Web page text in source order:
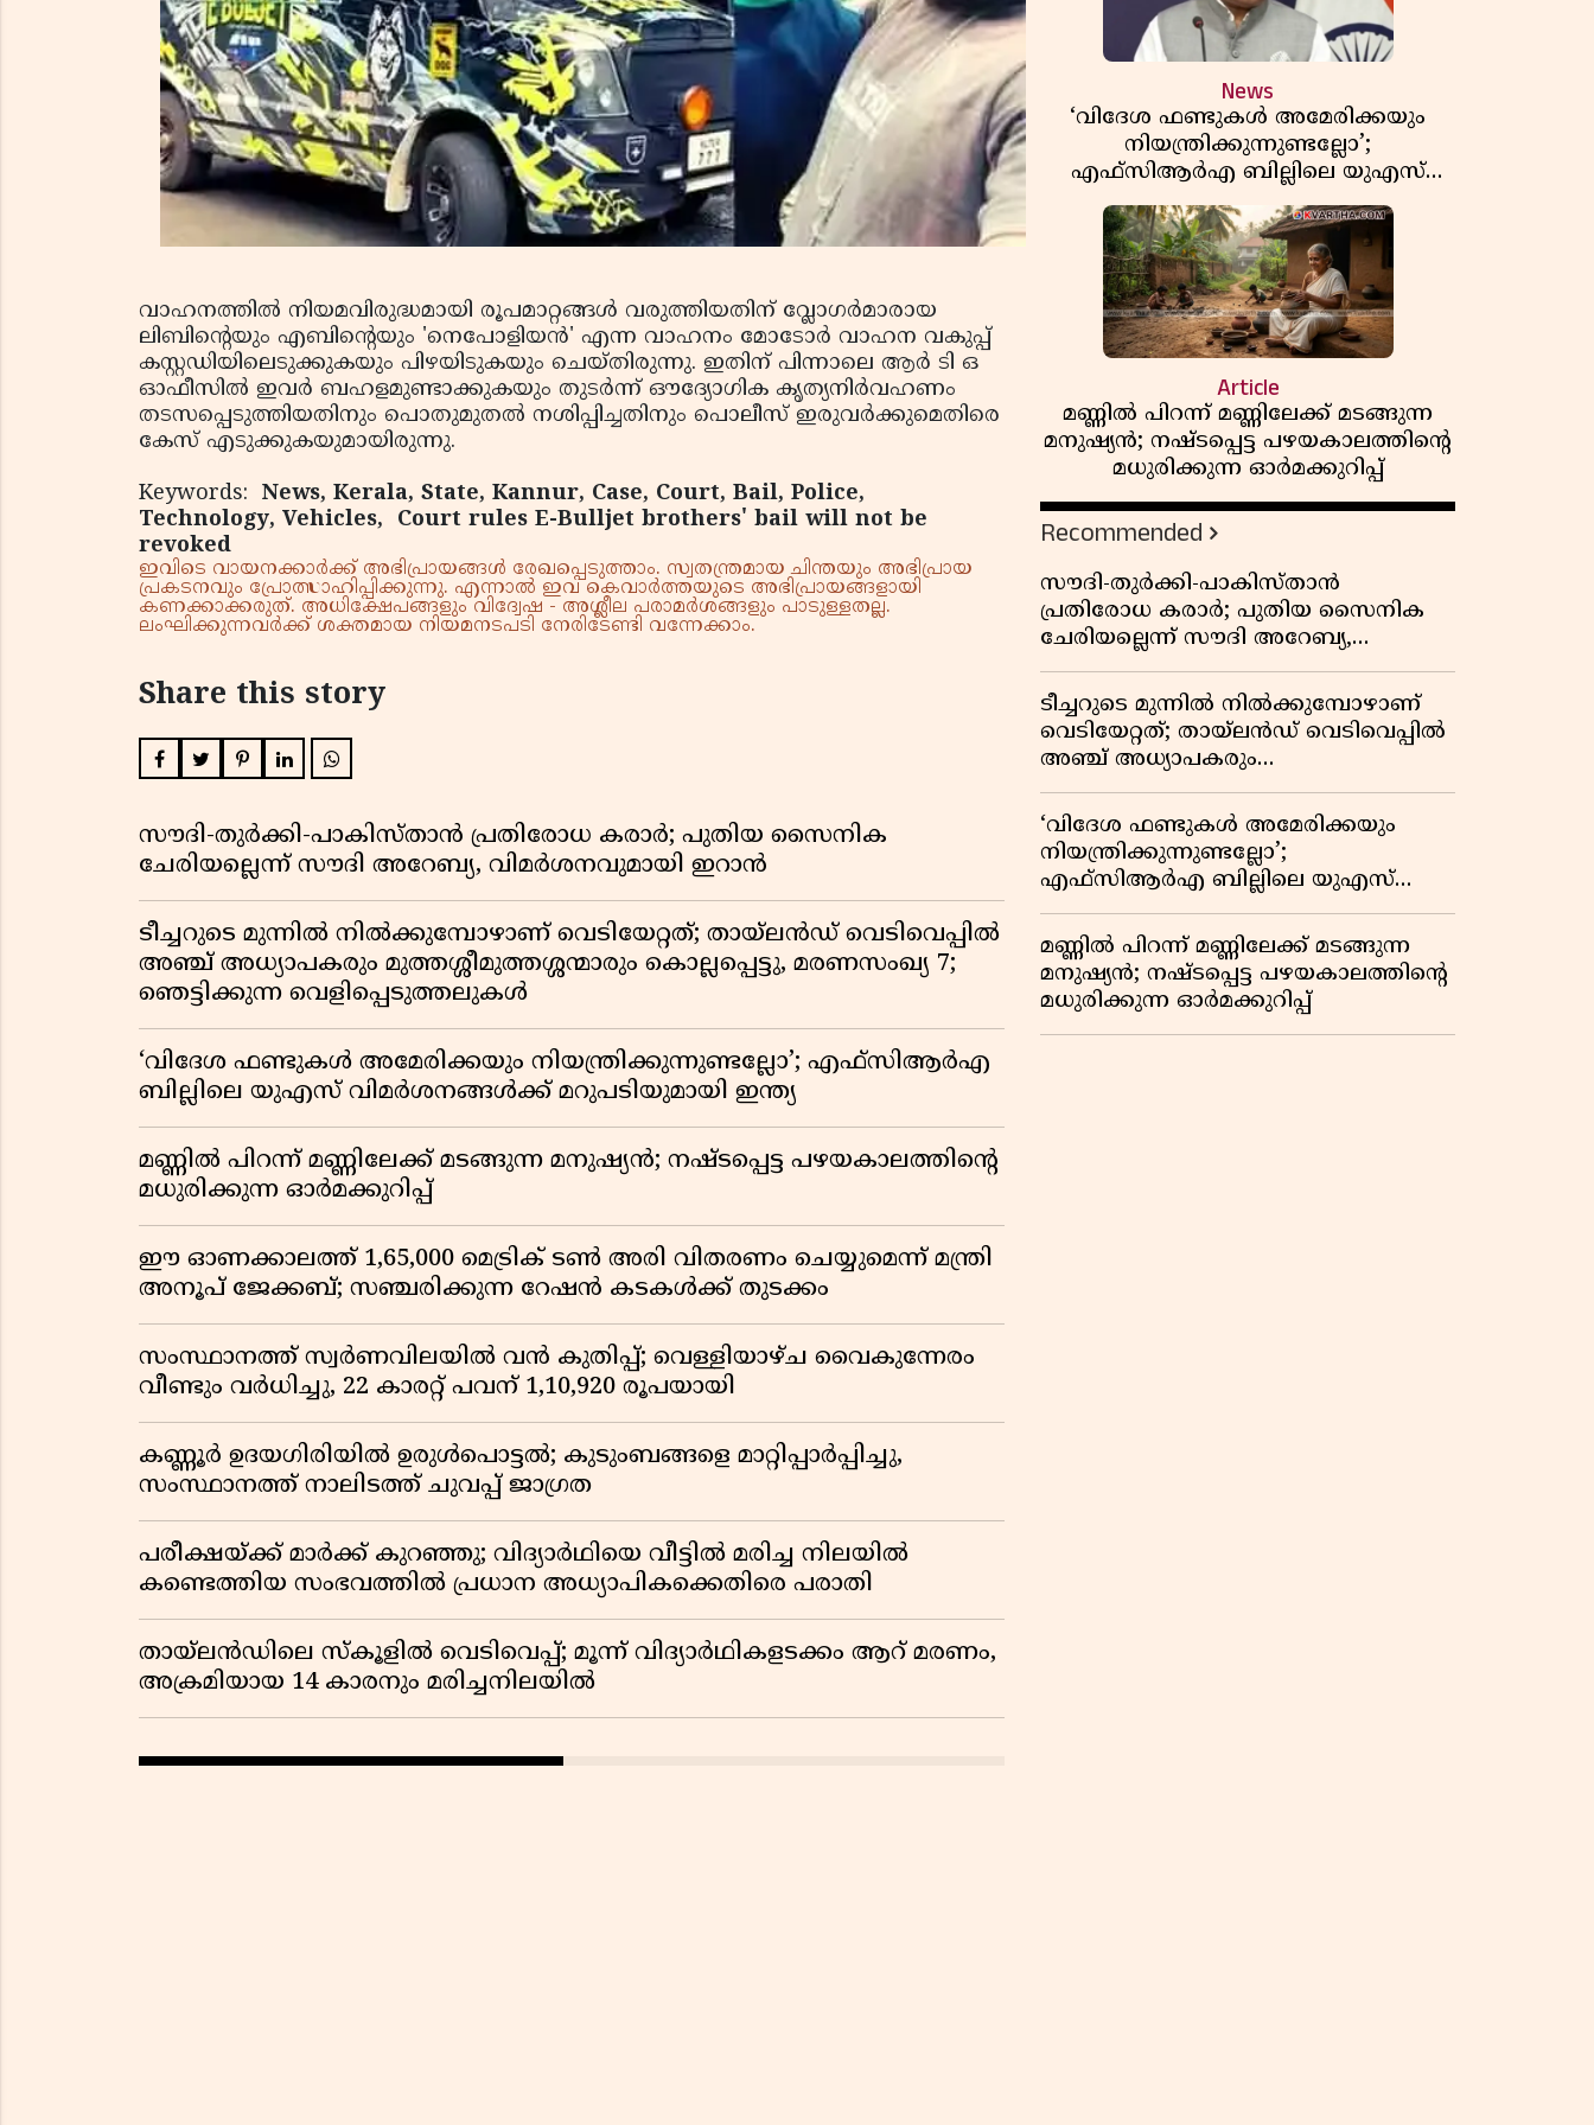
വാഹനത്തില്‍ നിയമവിരുദ്ധമായി രൂപമാറ്റങ്ങള്‍ വരുത്തിയതിന് വ്ലോഗര്‍മാരായ
ലിബിന്റെയും എബിന്റെയും 'നെപോളിയന്‍' എന്ന വാഹനം മോടോര്‍ വാഹന വകുപ്പ്
കസ്റ്റഡിയിലെടുക്കുകയും പിഴയിടുകയും ചെയ്തിരുന്നു. ഇതിന് പിന്നാലെ ആര്‍ ടി ഒ
ഓഫീസില്‍ ഇവര്‍ ബഹളമുണ്ടാക്കുകയും തുടര്‍ന്ന് ഔദ്യോഗിക കൃത്യനിര്‍വഹണം
തടസപ്പെടുത്തിയതിനും പൊതുമുതല്‍ നശിപ്പിച്ചതിനും പൊലീസ് ഇരുവര്‍ക്കുമെതിരെ
കേസ് എടുക്കുകയുമായിരുന്നു.
Keywords: News, Kerala, State, Kannur, Case, Court, Bail, Police,
Technology, Vehicles, Court rules E-Bulljet brothers' bail will not be
revoked
ഇവിടെ വായനക്കാർക്ക് അഭിപ്രായങ്ങൾ രേഖപ്പെടുത്താം. സ്വതന്ത്രമായ ചിന്തയും അഭിപ്രായ
പ്രകടനവും പ്രോത്സാഹിപ്പിക്കുന്നു. എന്നാൽ ഇവ കെവാർത്തയുടെ അഭിപ്രായങ്ങളായി
കണക്കാക്കരുത്. അധിക്ഷേപങ്ങളും വിദ്വേഷ - അശ്ലീല പരാമർശങ്ങളും പാടുള്ളതല്ല.
ലംഘിക്കുന്നവർക്ക് ശക്തമായ നിയമനടപടി നേരിടേണ്ടി വന്നേക്കാം.
Share this story
സൗദി-തുർക്കി-പാകിസ്താൻ പ്രതിരോധ കരാർ; പുതിയ സൈനിക
ചേരിയല്ലെന്ന് സൗദി അറേബ്യ, വിമർശനവുമായി ഇറാൻ
ടീച്ചറുടെ മുന്നിൽ നിൽക്കുമ്പോഴാണ് വെടിയേറ്റത്; തായ്‌ലൻഡ് വെടിവെപ്പിൽ
അഞ്ച് അധ്യാപകരും മുത്തശ്ശീമുത്തശ്ശന്മാരും കൊല്ലപ്പെട്ടു, മരണസംഖ്യ 7;
ഞെട്ടിക്കുന്ന വെളിപ്പെടുത്തലുകൾ
‘വിദേശ ഫണ്ടുകൾ അമേരിക്കയും നിയന്ത്രിക്കുന്നുണ്ടല്ലോ’; എഫ്സിആർഎ
ബില്ലിലെ യുഎസ് വിമർശനങ്ങൾക്ക് മറുപടിയുമായി ഇന്ത്യ
മണ്ണിൽ പിറന്ന് മണ്ണിലേക്ക് മടങ്ങുന്ന മനുഷ്യൻ; നഷ്ടപ്പെട്ട പഴയകാലത്തിൻ്റെ
മധുരിക്കുന്ന ഓർമക്കുറിപ്പ്
ഈ ഓണക്കാലത്ത് 1,65,000 മെട്രിക് ടൺ അരി വിതരണം ചെയ്യുമെന്ന് മന്ത്രി
അനൂപ് ജേക്കബ്; സഞ്ചരിക്കുന്ന റേഷൻ കടകൾക്ക് തുടക്കം
സംസ്ഥാനത്ത് സ്വർണവിലയിൽ വൻ കുതിപ്പ്; വെള്ളിയാഴ്ച വൈകുന്നേരം
വീണ്ടും വർധിച്ചു, 22 കാരറ്റ് പവന് 1,10,920 രൂപയായി
കണ്ണൂർ ഉദയഗിരിയിൽ ഉരുൾപൊട്ടൽ; കുടുംബങ്ങളെ മാറ്റിപ്പാർപ്പിച്ചു,
സംസ്ഥാനത്ത് നാലിടത്ത് ചുവപ്പ് ജാഗ്രത
പരീക്ഷയ്ക്ക് മാർക്ക് കുറഞ്ഞു; വിദ്യാർഥിയെ വീട്ടിൽ മരിച്ച നിലയിൽ
കണ്ടെത്തിയ സംഭവത്തിൽ പ്രധാന അധ്യാപികക്കെതിരെ പരാതി
തായ്‌ലൻഡിലെ സ്‌കൂളിൽ വെടിവെപ്പ്; മൂന്ന് വിദ്യാർഥികളടക്കം ആറ് മരണം,
അക്രമിയായ 14 കാരനും മരിച്ചനിലയിൽ
News
‘വിദേശ ഫണ്ടുകൾ അമേരിക്കയും
നിയന്ത്രിക്കുന്നുണ്ടല്ലോ’;
എഫ്സിആർഎ ബില്ലിലെ യുഎസ്
വിമർശനങ്ങൾക്ക് മറുപടിയുമായി ഇന്ത്യ
Article
മണ്ണിൽ പിറന്ന് മണ്ണിലേക്ക് മടങ്ങുന്ന
മനുഷ്യൻ; നഷ്ടപ്പെട്ട പഴയകാലത്തിൻ്റെ
മധുരിക്കുന്ന ഓർമക്കുറിപ്പ്
Recommended
സൗദി-തുർക്കി-പാകിസ്താൻ
പ്രതിരോധ കരാർ; പുതിയ സൈനിക
ചേരിയല്ലെന്ന് സൗദി അറേബ്യ,
വിമർശനവുമായി ഇറാൻ
ടീച്ചറുടെ മുന്നിൽ നിൽക്കുമ്പോഴാണ്
വെടിയേറ്റത്; തായ്‌ലൻഡ് വെടിവെപ്പിൽ
അഞ്ച് അധ്യാപകരും
മുത്തശ്ശീമുത്തശ്ശന്മാരും കൊല്ലപ്പെട്ടു,
മരണസംഖ്യ 7; ഞെട്ടിക്കുന്ന
വെളിപ്പെടുത്തലുകൾ
‘വിദേശ ഫണ്ടുകൾ അമേരിക്കയും
നിയന്ത്രിക്കുന്നുണ്ടല്ലോ’;
എഫ്സിആർഎ ബില്ലിലെ യുഎസ്
വിമർശനങ്ങൾക്ക് മറുപടിയുമായി ഇന്ത്യ
മണ്ണിൽ പിറന്ന് മണ്ണിലേക്ക് മടങ്ങുന്ന
മനുഷ്യൻ; നഷ്ടപ്പെട്ട പഴയകാലത്തിൻ്റെ
മധുരിക്കുന്ന ഓർമക്കുറിപ്പ്